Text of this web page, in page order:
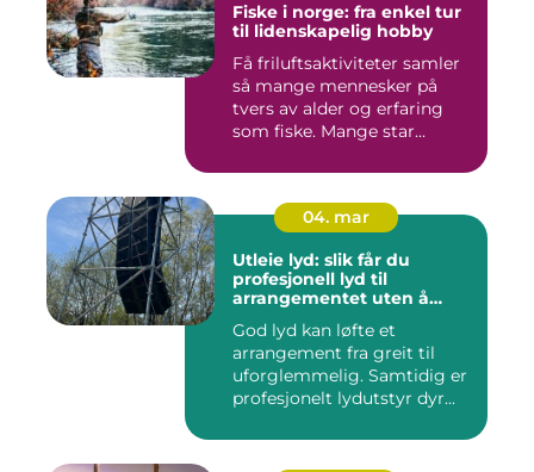
Fiske i norge: fra enkel tur
til lidenskapelig hobby
Få friluftsaktiviteter samler
så mange mennesker på
tvers av alder og erfaring
som fiske. Mange star...
04. mar
Utleie lyd: slik får du
profesjonell lyd til
arrangementet uten å
God lyd kan løfte et
arrangement fra greit til
uforglemmelig. Samtidig er
profesjonelt lydutstyr dyr...